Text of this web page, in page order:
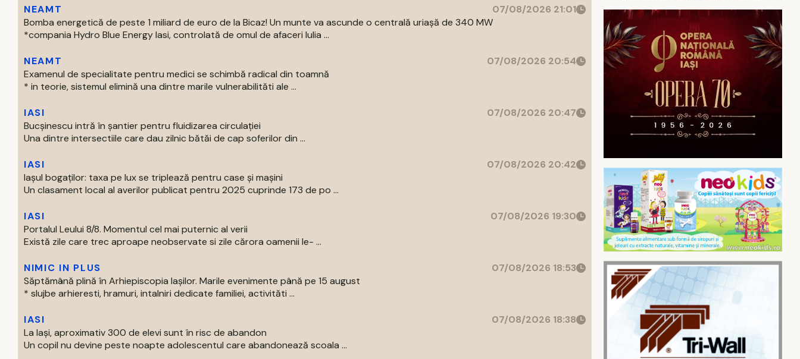
NEAMT
07/08/2026 21:01
Bomba energetică de peste 1 miliard de euro de la Bicaz! Un munte va ascunde o centrală uriașă de 340 MW
*compania Hydro Blue Energy Iasi, controlată de omul de afaceri Iulia ...
NEAMT
07/08/2026 20:54
Examenul de specialitate pentru medici se schimbă radical din toamnă
* in teorie, sistemul elimină una dintre marile vulnerabilităti ale ...
IASI
07/08/2026 20:47
Bucșinescu intră în șantier pentru fluidizarea circulației
Una dintre intersectiile care dau zilnic bătăi de cap soferilor din ...
IASI
07/08/2026 20:42
Iașul bogaților: taxa pe lux se triplează pentru case și mașini
Un clasament local al averilor publicat pentru 2025 cuprinde 173 de po ...
IASI
07/08/2026 19:30
Portalul Leului 8/8. Momentul cel mai puternic al verii
Există zile care trec aproape neobservate si zile cărora oamenii le- ...
NIMIC IN PLUS
07/08/2026 18:53
Săptămână plină în Arhiepiscopia Iașilor. Marile evenimente până pe 15 august
* slujbe arhieresti, hramuri, intalniri dedicate familiei, activităti ...
IASI
07/08/2026 18:38
La Iași, aproximativ 300 de elevi sunt în risc de abandon
Un copil nu devine peste noapte adolescentul care abandonează scoala ...